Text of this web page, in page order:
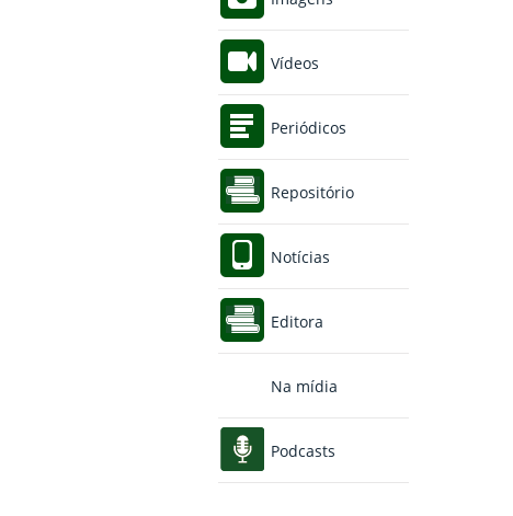
Vídeos
Periódicos
Repositório
Notícias
Editora
Na mídia
Podcasts